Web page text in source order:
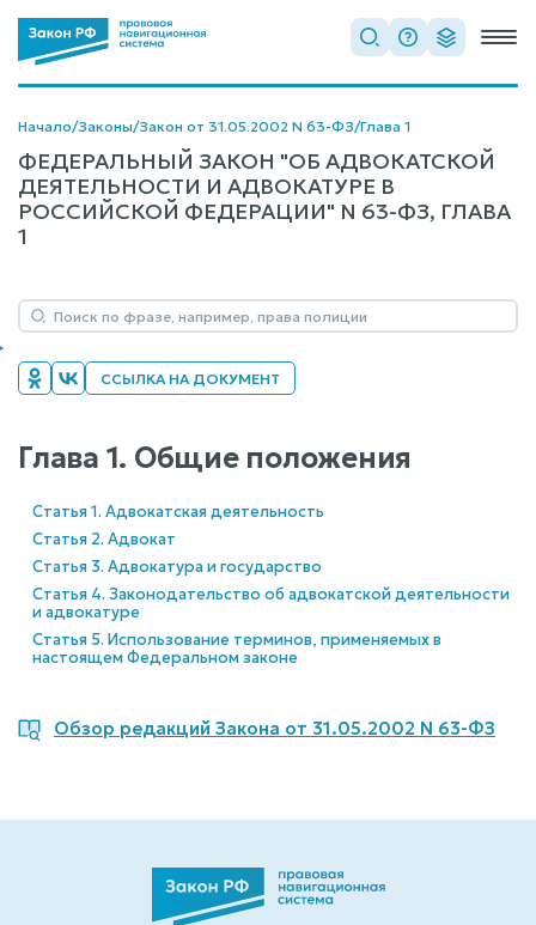
Начало/Законы/Закон от 31.05.2002 N 63-ФЗ/Глава 1
ФЕДЕРАЛЬНЫЙ ЗАКОН "ОБ АДВОКАТСКОЙ
ДЕЯТЕЛЬНОСТИ И АДВОКАТУРЕ В
РОССИЙСКОЙ ФЕДЕРАЦИИ" N 63-ФЗ, ГЛАВА
1
ССЫЛКА НА ДОКУМЕНТ
Глава 1. Общие положения
Статья 1. Адвокатская деятельность
Статья 2. Адвокат
Статья 3. Адвокатура и государство
Статья 4. Законодательство об адвокатской деятельности
и адвокатуре
Статья 5. Использование терминов, применяемых в
настоящем Федеральном законе
Обзор редакций Закона от 31.05.2002 N 63-ФЗ